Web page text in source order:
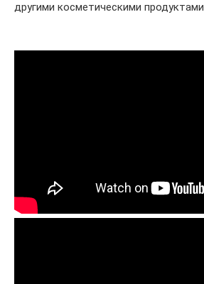
другими косметическими продуктами